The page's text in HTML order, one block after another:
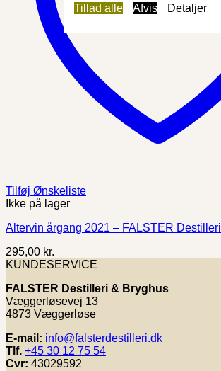
Tilføj Ønskeliste
Ikke på lager
Altervin årgang 2021 – FALSTER Destilleri
295,00 kr.
KUNDESERVICE
FALSTER Destilleri & Bryghus
Væggerløsevej 13
4873 Væggerløse
E-mail: info@falsterdestilleri.dk
Tlf. +45 30 12 75 54
Cvr: 43029592
Tillad alle Afvis Detaljer